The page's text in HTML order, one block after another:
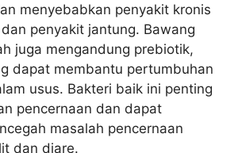
menyebabkan penyakit kronis
penyakit jantung. Bawang
juga mengandung prebiotik,
dapat membantu pertumbuhan
usus. Bakteri baik ini penting
pencernaan dan dapat
masalah pencernaan
dan diare.